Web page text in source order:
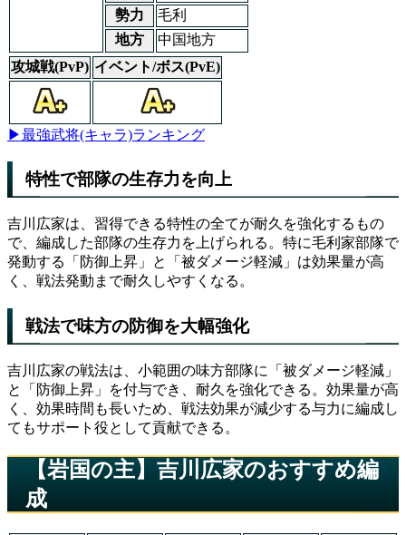
勢力
毛利
地方
中国地方
攻城戦(PvP) イベント/ボス(PvE)
▶最強武将(キャラ)ランキング
特性で部隊の生存力を向上
吉川広家は、習得できる特性の全てが耐久を強化するもの
で、編成した部隊の生存力を上げられる。特に毛利家部隊で
発動する「防御上昇」と「被ダメージ軽減」は効果量が高
く、戦法発動まで耐久しやすくなる。
戦法で味方の防御を大幅強化
吉川広家の戦法は、小範囲の味方部隊に「被ダメージ軽減」
と「防御上昇」を付与でき、耐久を強化できる。効果量が高
く、効果時間も長いため、戦法効果が減少する与力に編成し
てもサポート役として貢献できる。
【岩国の主】吉川広家のおすすめ編
成